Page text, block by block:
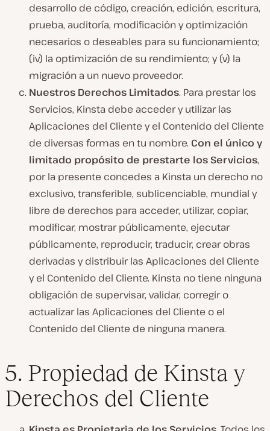
desarrollo de código, creación, edición, escritura,
prueba, auditoría, modificación y optimización
necesarios o deseables para su funcionamiento;
(iv) la optimización de su rendimiento; y (v) la
migración a un nuevo proveedor.
Nuestros Derechos Limitados. Para prestar los
Servicios, Kinsta debe acceder y utilizar las
Aplicaciones del Cliente y el Contenido del Cliente
de diversas formas en tu nombre. Con el único y
limitado propósito de prestarte los Servicios,
por la presente concedes a Kinsta un derecho no
exclusivo, transferible, sublicenciable, mundial y
libre de derechos para acceder, utilizar, copiar,
modificar, mostrar públicamente, ejecutar
públicamente, reproducir, traducir, crear obras
derivadas y distribuir las Aplicaciones del Cliente
y el Contenido del Cliente. Kinsta no tiene ninguna
obligación de supervisar, validar, corregir o
actualizar las Aplicaciones del Cliente o el
Contenido del Cliente de ninguna manera.
5. Propiedad de Kinsta y
Derechos del Cliente